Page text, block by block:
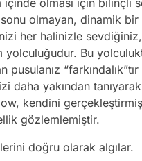
olmayan, dinamik bir
her halinizle
Bu
daha yakından
kendini
gözlemlemiştir.
doğru olarak algılar.